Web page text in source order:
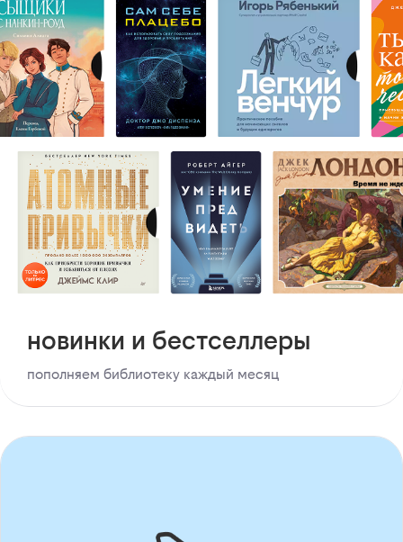
новинки и бестселлеры
пополняем библиотеку каждый месяц